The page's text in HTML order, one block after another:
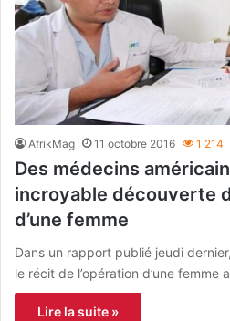
AfrikMag 11 octobre 2016 1 214
Des médecins
incroyable découverte
d’une femme
Dans un rapport publié jeudi
le récit de l’opération d’une femme
Lire la suite »